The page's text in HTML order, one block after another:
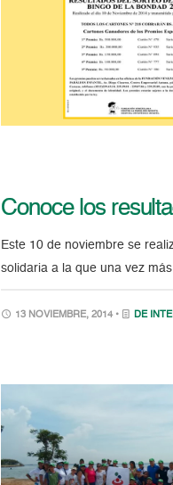
Conoce los
Este 10 de noviembre se
solidaria a la que una vez
13 NOVIEMBRE, 2014 • DE